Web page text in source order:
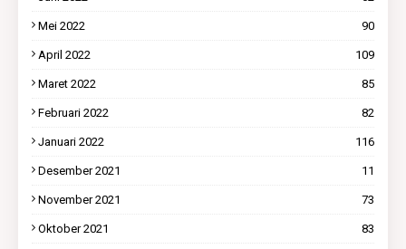
Mei 2022 90
April 2022 109
Maret 2022 85
Februari 2022 82
Januari 2022 116
Desember 2021 11
November 2021 73
Oktober 2021 83